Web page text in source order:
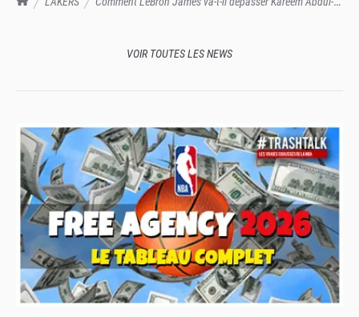
VOIR TOUTES LES NEWS